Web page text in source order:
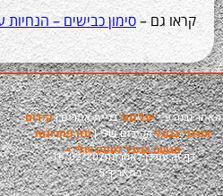
–סימון כבישים – הנחיות על פי החוק
יעל מורבניית אתרים |קידום
הקידום שלי|חזן פתרונות
בגוגל לעסק שלי >
לאחרונה
בתאריך:
16/02/202
5